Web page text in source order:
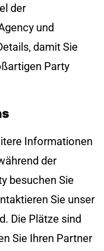
der
und
damit Sie
Party
Informationen
der
besuchen Sie
Sie unser
Die Plätze sind
Sie Ihren Partner